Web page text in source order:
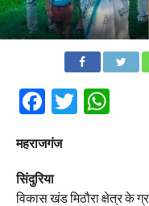
Facebook
Twitter
महराजगंज
सिंदुरिया
विकास खंड मिठौरा क्षेत्र के